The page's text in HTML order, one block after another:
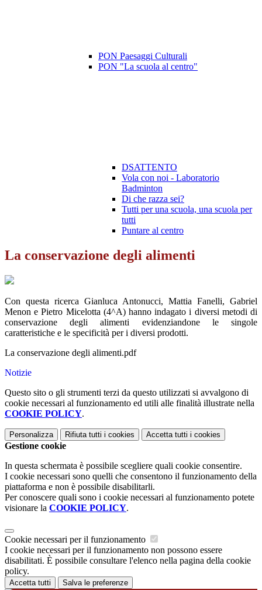
PON Paesaggi Culturali
PON "La scuola al centro"
DSATTENTO
Vola con noi - Laboratorio
Badminton
Di che razza sei?
Tutti per una scuola, una scuola per
tutti
Puntare al centro
La conservazione degli alimenti
Con questa ricerca Gianluca Antonucci, Mattia Fanelli, Gabriel
Menon e Pietro Micelotta (4^A) hanno indagato i diversi metodi di
conservazione degli alimenti evidenziandone le singole
caratteristiche e le specificità per i diversi prodotti.
La conservazione degli alimenti.pdf
Notizie
Questo sito o gli strumenti terzi da questo utilizzati si avvalgono di
cookie necessari al funzionamento ed utili alle finalità illustrate nella
COOKIE POLICY.
Personalizza Rifiuta tutti i cookies Accetta tutti i cookies
Gestione cookie
In questa schermata è possibile scegliere quali cookie consentire.
I cookie necessari sono quelli che consentono il funzionamento della
piattaforma e non è possibile disabilitarli.
Per conoscere quali sono i cookie necessari al funzionamento potete
visionare la COOKIE POLICY.
Cookie necessari per il funzionamento
I cookie necessari per il funzionamento non possono essere
disabilitati. È possibile consultare l'elenco nella pagina della cookie
policy.
Accetta tutti Salva le preferenze